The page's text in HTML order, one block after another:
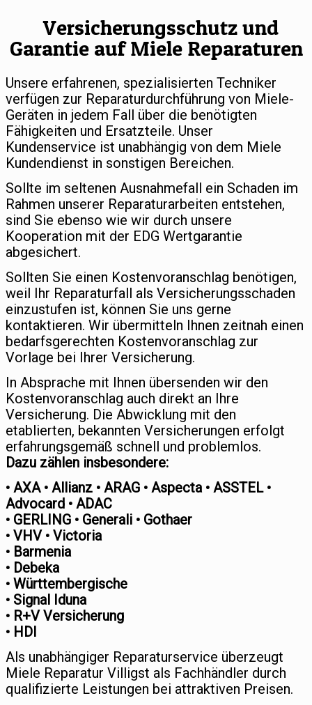
Versicherungsschutz und
Garantie auf Miele Reparaturen
Unsere erfahrenen, spezialisierten Techniker
verfügen zur Reparaturdurchführung von Miele-
Geräten in jedem Fall über die benötigten
Fähigkeiten und Ersatzteile. Unser
Kundenservice ist unabhängig von dem Miele
Kundendienst in sonstigen Bereichen.
Sollte im seltenen Ausnahmefall ein Schaden im
Rahmen unserer Reparaturarbeiten entstehen,
sind Sie ebenso wie wir durch unsere
Kooperation mit der EDG Wertgarantie
abgesichert.
Sollten Sie einen Kostenvoranschlag benötigen,
weil Ihr Reparaturfall als Versicherungsschaden
einzustufen ist, können Sie uns gerne
kontaktieren. Wir übermitteln Ihnen zeitnah einen
bedarfsgerechten Kostenvoranschlag zur
Vorlage bei Ihrer Versicherung.
In Absprache mit Ihnen übersenden wir den
Kostenvoranschlag auch direkt an Ihre
Versicherung. Die Abwicklung mit den
etablierten, bekannten Versicherungen erfolgt
erfahrungsgemäß schnell und problemlos.
Dazu zählen insbesondere:
• AXA • Allianz • ARAG • Aspecta • ASSTEL •
Advocard • ADAC
• GERLING • Generali • Gothaer
• VHV • Victoria
• Barmenia
• Debeka
• Württembergische
• Signal Iduna
• R+V Versicherung
• HDI
Als unabhängiger Reparaturservice überzeugt
Miele Reparatur Villigst als Fachhändler durch
qualifizierte Leistungen bei attraktiven Preisen.